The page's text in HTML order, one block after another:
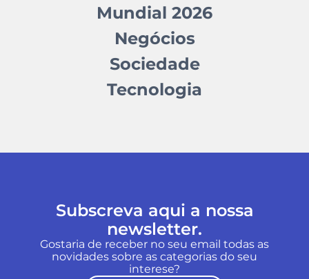
Mundial 2026
Negócios
Sociedade
Tecnologia
Subscreva aqui a nossa
newsletter.
Gostaria de receber no seu email todas as
novidades sobre as categorias do seu
interese?